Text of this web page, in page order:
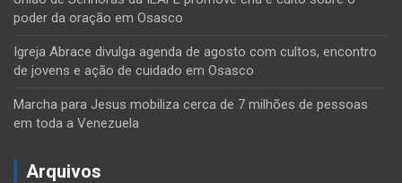
poder da oração em Osasco
Igreja Abrace divulga agenda de agosto com cultos, encontro
de jovens e ação de cuidado em Osasco
Marcha para Jesus mobiliza cerca de 7 milhões de pessoas
em toda a Venezuela
Arquivos